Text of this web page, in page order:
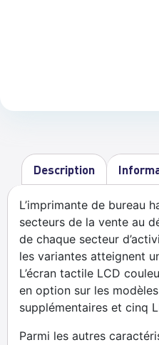
Description
L’imprimante de bureau
secteurs de la vente au
de chaque secteur
les variantes atteignent
L’écran tactile LCD
en option sur les
supplémentaires et cinq
Parmi les autres